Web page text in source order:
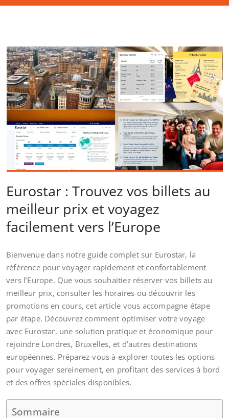
Eurostar : Trouvez vos billets au
meilleur prix et voyagez
facilement vers l’Europe
Bienvenue dans notre guide complet sur Eurostar, la
référence pour voyager rapidement et confortablement
vers l’Europe. Que vous souhaitiez réserver vos billets au
meilleur prix, consulter les horaires ou découvrir les
promotions en cours, cet article vous accompagne étape
par étape. Découvrez comment optimiser votre voyage
avec Eurostar, une solution pratique et économique pour
rejoindre Londres, Bruxelles, et d’autres destinations
européennes. Préparez-vous à explorer toutes les options
pour voyager sereinement, en profitant des services à bord
et des offres spéciales disponibles.
Sommaire